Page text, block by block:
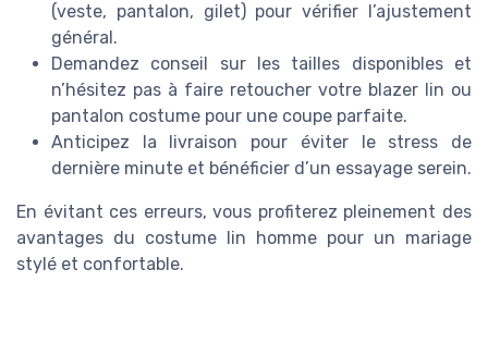
(veste, pantalon, gilet) pour vérifier l’ajustement
général.
Demandez conseil sur les tailles disponibles et
n’hésitez pas à faire retoucher votre blazer lin ou
pantalon costume pour une coupe parfaite.
Anticipez la livraison pour éviter le stress de
dernière minute et bénéficier d’un essayage serein.
En évitant ces erreurs, vous profiterez pleinement des
avantages du costume lin homme pour un mariage
stylé et confortable.